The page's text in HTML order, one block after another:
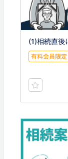
(1)相続直後
有料会員限定